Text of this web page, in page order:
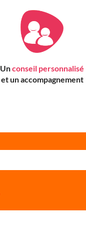
Unconseil personnalisé
et un accompagnement